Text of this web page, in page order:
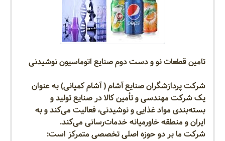
تامین قطعات نو و دست دوم صنایع اتوماسیون نوشیدنی
شرکت پردازشگران صنایع آشام ( آشام کمپانی) به عنوان
یک شرکت مهندسی و تأمین کالا در صنایع تولید و
بسته‌بندی مواد غذایی و نوشیدنی، فعالیت می‌کند و به
ایران و منطقه خاورمیانه خدمات‌رسانی می‌کند.
شرکت ما بر دو حوزه اصلی تخصصی متمرکز است: